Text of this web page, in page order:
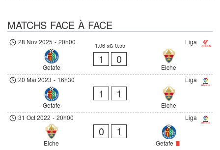
MATCHS FACE À FACE
Liga
28 Nov 2025 - 20h00
Getafe
1.06 xG 0.55
1 0
Elche
Liga
20 Mai 2023 - 16h30
Getafe
1 1
Elche
Liga
31 Oct 2022 - 20h00
Elche
0 1
Getafe